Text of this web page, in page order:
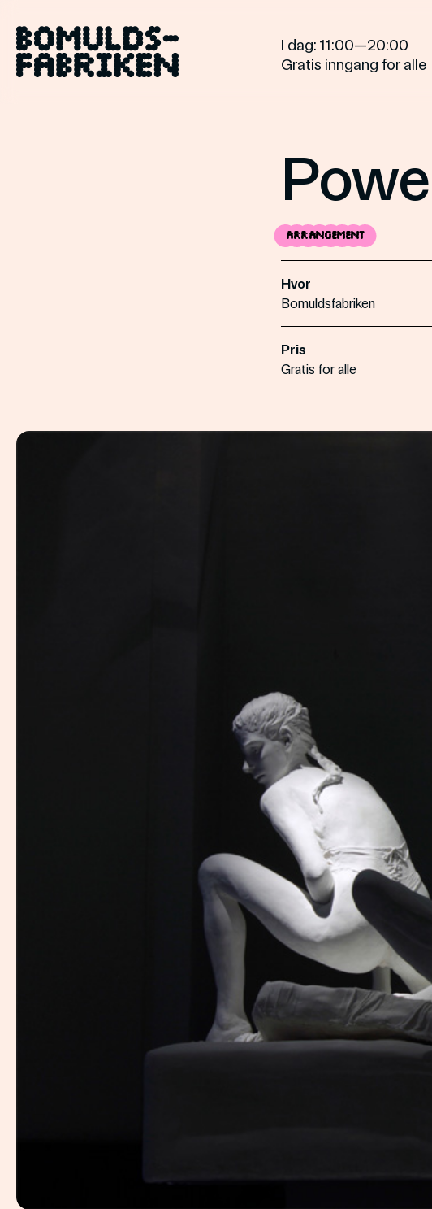
content
I dag: 11:00—20:00
Gratis inngang for alle
Arrangement
Hvor
Bomuldsfabriken
Pris
Gratis for alle